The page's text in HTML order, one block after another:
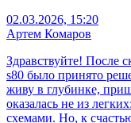
02.03.2026, 15:20
Артем Комаров
Здравствуйте!
s80 было принято
живу в глубинке,
оказалась не из
схемами. Но, к